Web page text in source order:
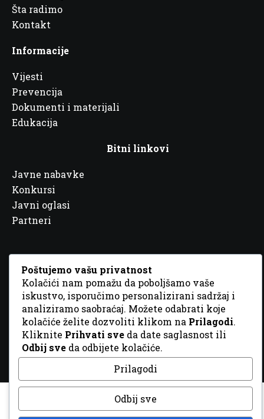
Šta radimo
Kontakt
Informacije
Vijesti
Prevencija
Dokumenti i materijali
Edukacija
Bitni linkovi
Javne nabavke
Konkursi
Javni oglasi
Partneri
© 2026 Sva prava zadržana. DizajnGordonDM
Poštujemo vašu privatnost
Kolačići nam pomažu da poboljšamo vaše
iskustvo, isporučimo personalizirani sadržaj i
analiziramo saobraćaj. Možete odabrati koje
kolačiće želite dozvoliti klikom na Prilagodi.
Kliknite Prihvati sve da date saglasnost ili
Odbij sve da odbijete kolačiće.
Prilagodi
Odbij sve